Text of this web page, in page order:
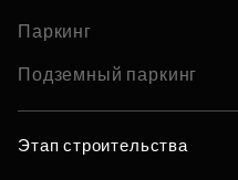
Паркинг
Подземный паркинг
Этап строительства